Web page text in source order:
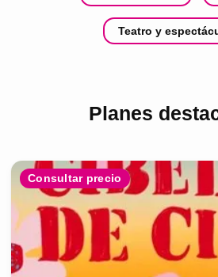
Teatro y
Planes
Consultar precio